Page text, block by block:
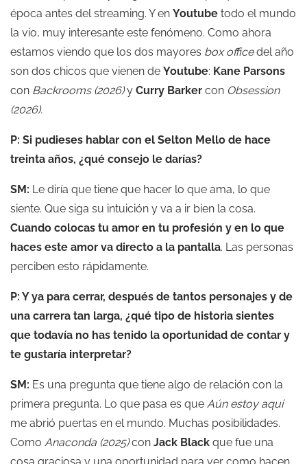
época antes del streaming. Y en Youtube todo el mundo
la vio, muy interesante este fenómeno. Como ahora
estamos viendo que los dos mayores box officedel año
son dos chicos que vienen de Youtube: Kane Parsons
con Backrooms(2026)y Curry Barker con Obsession
(2026).
P: Si pudieses hablar con el Selton Mello de hace
treinta años, ¿qué consejo le darías?
SM: Le diría que tiene que hacer lo que ama, lo que
siente. Que siga su intuición y va a ir bien la cosa.
Cuando colocas tu amor en tu profesión y en lo que
haces este amor va directo a la pantalla. Las personas
perciben esto rápidamente.
P: Y ya para cerrar, después de tantos personajes y de
una carrera tan larga, ¿qué tipo de historia sientes
que todavía no has tenido la oportunidad de contar y
te gustaría interpretar?
SM: Es una pregunta que tiene algo de relación con la
primera pregunta. Lo que pasa es que Aún estoy aquí
me abrió puertas en el mundo. Muchas posibilidades.
Como Anaconda (2025)con Jack Black que fue una